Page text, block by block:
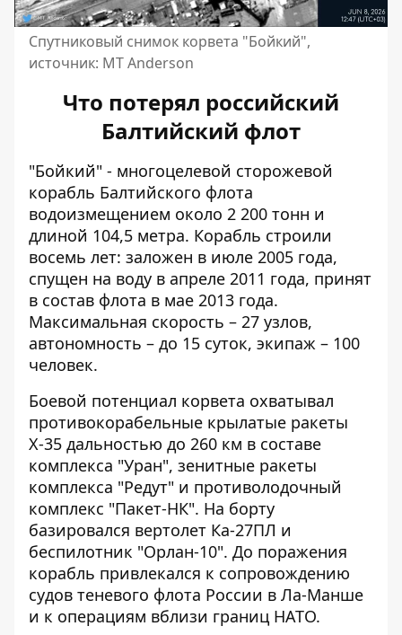
Спутниковый снимок корвета "Бойкий",
источник: MT Anderson
Что потерял российский
Балтийский флот
"Бойкий" - многоцелевой сторожевой
корабль Балтийского флота
водоизмещением около 2 200 тонн и
длиной 104,5 метра. Корабль строили
восемь лет: заложен в июле 2005 года,
спущен на воду в апреле 2011 года, принят
в состав флота в мае 2013 года.
Максимальная скорость – 27 узлов,
автономность – до 15 суток, экипаж – 100
человек.
Боевой потенциал корвета охватывал
противокорабельные крылатые ракеты
Х-35 дальностью до 260 км в составе
комплекса "Уран", зенитные ракеты
комплекса "Редут" и противолодочный
комплекс "Пакет-НК". На борту
базировался вертолет Ка-27ПЛ и
беспилотник "Орлан-10". До поражения
корабль привлекался к сопровождению
судов теневого флота России в Ла-Манше
и к операциям вблизи границ НАТО.